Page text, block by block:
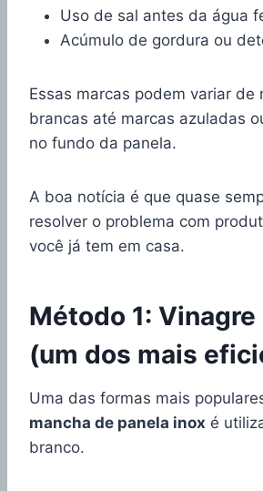
Uso de sal antes da água
Acúmulo de gordura ou
Essas marcas podem variar de
brancas até marcas azuladas
no fundo da panela.
A boa notícia é que quase
resolver o problema com
você já tem em casa.
Método 1:
(um dos mais
Uma das formas mais
mancha de panela inox é
branco.